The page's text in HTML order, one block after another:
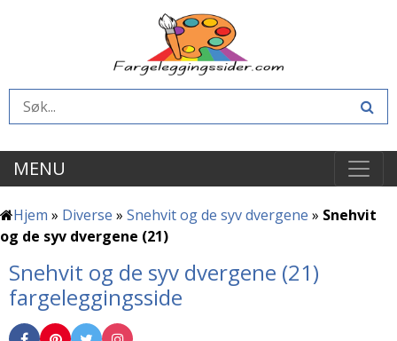
MENU
Hjem » Diverse » Snehvit og de syv dvergene » Snehvit
og de syv dvergene (21)
Snehvit og de syv dvergene (21)
fargeleggingsside